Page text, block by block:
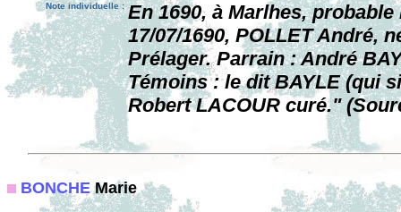
Note individuelle : En 1690, à Marlhes,
17/07/1690, POLLET André,
Prélager. Parrain : André
Témoins : le dit BAYLE (qui
Robert LACOUR curé."
BONCHEMarie